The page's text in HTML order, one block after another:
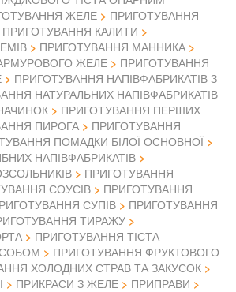
ЖЕЛЕ
ПРИГОТУВАННЯ
ПРИГОТУВАННЯ КАЛИТИ
ПРИГОТУВАННЯ МАННИКА
ЖЕЛЕ
ПРИГОТУВАННЯ
ПРИГОТУВАННЯ НАПІВФАБРИКАТІВ З
НАТУРАЛЬНИХ НАПІВФАБРИКАТІВ
ПРИГОТУВАННЯ ПЕРШИХ
ПИРОГА
ПРИГОТУВАННЯ
ПОМАДКИ БІЛОЇ ОСНОВНОЇ
НАПІВФАБРИКАТІВ
ПРИГОТУВАННЯ
СОУСІВ
ПРИГОТУВАННЯ
СУПІВ
ПРИГОТУВАННЯ
ТИРАЖУ
ПРИГОТУВАННЯ ТІСТА
ПРИГОТУВАННЯ ФРУКТОВОГО
ХОЛОДНИХ СТРАВ ТА ЗАКУСОК
ПРИКРАСИ З ЖЕЛЕ
ПРИПРАВИ